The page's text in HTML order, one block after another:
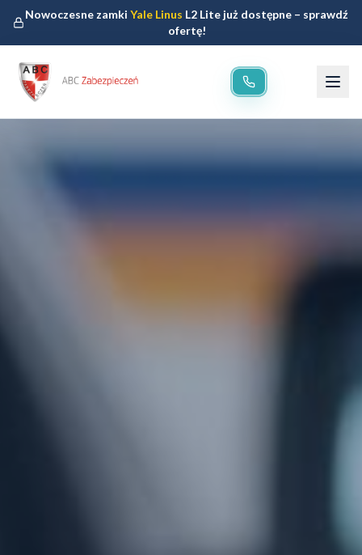
Nowoczesne zamkiYale Linus L2 Lite już dostępne – sprawdź
ofertę!